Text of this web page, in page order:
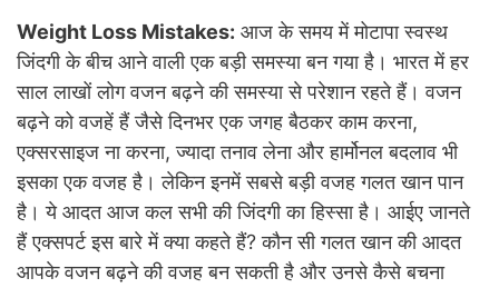
Weight Loss Mistakes: आज के समय में मोटापा स्वस्थ
जिंदगी के बीच आने वाली एक बड़ी समस्या बन गया है। भारत में हर
साल लाखों लोग वजन बढ़ने की समस्या से परेशान रहते हैं। वजन
बढ़ने को वजहें हैं जैसे दिनभर एक जगह बैठकर काम करना,
एक्सरसाइज ना करना, ज्यादा तनाव लेना और हार्मोनल बदलाव भी
इसका एक वजह है। लेकिन इनमें सबसे बड़ी वजह गलत खान पान
है। ये आदत आज कल सभी की जिंदगी का हिस्सा है। आईए जानते
हैं एक्सपर्ट इस बारे में क्या कहते हैं? कौन सी गलत खान की आदत
आपके वजन बढ़ने की वजह बन सकती है और उनसे कैसे बचना